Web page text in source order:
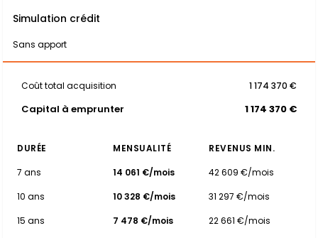
Simulation crédit
Sans apport
Coût total acquisition 1 174 370 €
Capital à emprunter 1 174 370 €
DURÉE MENSUALITÉ
REVENUS MIN.
7 ans
14 061 €/mois
42 609 €/mois
10 ans
10 328 €/mois
31 297 €/mois
15 ans
7 478 €/mois
22 661 €/mois